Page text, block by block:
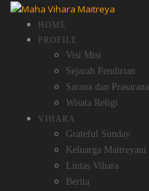
HOME
PROFILE
Visi Misi
Sejarah Pendirian
Sarana dan Prasarana
Wisata Religi
VIHARA
Grateful Sunday
Keluarga Maitreyani
Lintas Vihara
Berita